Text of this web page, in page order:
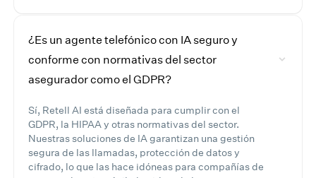
¿Es un agente telefónico con IA seguro y
conforme con normativas del sector
asegurador como el GDPR?
Sí, Retell AI está diseñada para cumplir con el
GDPR, la HIPAA y otras normativas del sector.
Nuestras soluciones de IA garantizan una gestión
segura de las llamadas, protección de datos y
cifrado, lo que las hace idóneas para compañías de